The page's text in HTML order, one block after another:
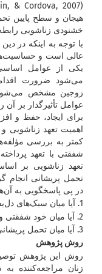
هیجان و سطح پایین
خشنودی زناشویی
با توجه به اینکه در
عالی است و
یکی از عوامل
می‌شود ضرورت
زوجین مشخص می‌شود
عوامل تأثیرگذار بر آن
برای ایجاد، حفظ و
اهمیت تعهد زناشویی
کمتر به بررسی
شفقتی با تعهد
تعهد زناشویی بر
تحمل پریشانی انجام
در پی پاسخگویی به
1. آیا میان سبک‌های دل‌بستگی و تعهد زناشویی رابطه وجود دارد؟
2. آیا میان خود شفقتی و تعهد زناشویی رابطه وجود دارد؟
3. آیا میان تحمل پریشانی و تعهد زناشویی رابطه وجود دارد؟
روش پژوهش
روش این پژوهش
زنان مراجعه‌کننده